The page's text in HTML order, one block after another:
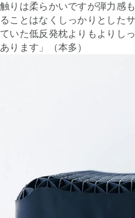
触りは柔らかいですが弾力感
ることはなくしっかりとした
ていた低反発枕よりもよりし
あります」（本多）